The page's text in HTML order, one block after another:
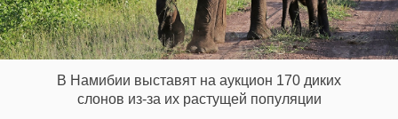
В Намибии выставят на аукцион 170 диких
слонов из-за их растущей популяции